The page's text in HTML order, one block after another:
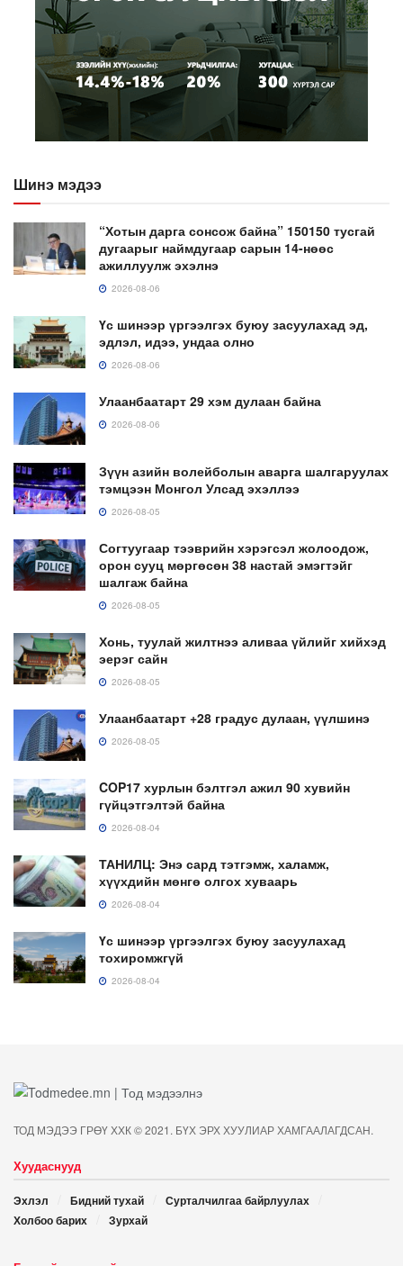
Шинэ мэдээ
“Хотын дарга сонсож байна” 150150 тусгай
дугаарыг наймдугаар сарын 14-нөөс
ажиллуулж эхэлнэ
2026-08-06
Үс шинээр үргээлгэх буюу засуулахад эд,
эдлэл, идээ, ундаа олно
2026-08-06
Улаанбаатарт 29 хэм дулаан байна
2026-08-06
Зүүн азийн волейболын аварга шалгаруулах
тэмцээн Монгол Улсад эхэллээ
2026-08-05
Согтуугаар тээврийн хэрэгсэл жолоодож,
орон сууц мөргөсөн 38 настай эмэгтэйг
шалгаж байна
2026-08-05
Хонь, туулай жилтнээ аливаа үйлийг хийхэд
эерэг сайн
2026-08-05
Улаанбаатарт +28 градус дулаан, үүлшинэ
2026-08-05
COP17 хурлын бэлтгэл ажил 90 хувийн
гүйцэтгэлтэй байна
2026-08-04
ТАНИЛЦ: Энэ сард тэтгэмж, халамж,
хүүхдийн мөнгө олгох хуваарь
2026-08-04
Үс шинээр үргээлгэх буюу засуулахад
тохиромжгүй
2026-08-04
ТОД МЭДЭЭ ГРӨҮ ХХК © 2021. БҮХ ЭРХ ХУУЛИАР ХАМГААЛАГДСАН.
Хуудаснууд
Эхлэл Бидний тухай
Сурталчилгаа байрлуулах
Холбоо барих
Зурхай